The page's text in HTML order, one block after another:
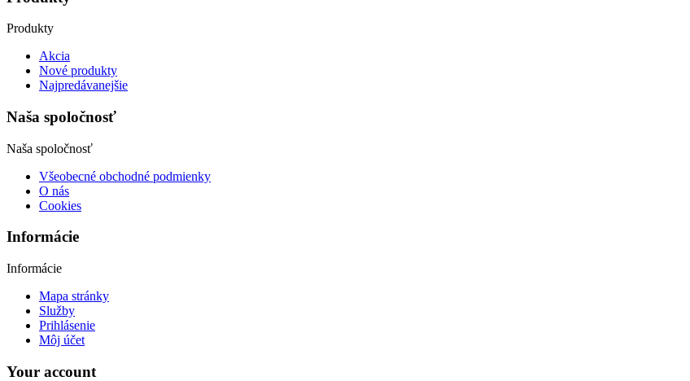
Produkty
Akcia
Nové produkty
Najpredávanejšie
Naša spoločnosť
Naša spoločnosť
Všeobecné obchodné podmienky
O nás
Cookies
Informácie
Informácie
Mapa stránky
Služby
Prihlásenie
Môj účet
Your account